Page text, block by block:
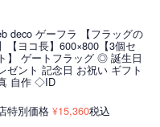
deco ゲーフラ 【フラッグの
【ヨコ長】600×800【3個セ
】 ゲートフラッグ ◎ 誕生日
ゼント 記念日 お祝い ギフト
自作 ◇ID
特別価格 ¥15,360税込